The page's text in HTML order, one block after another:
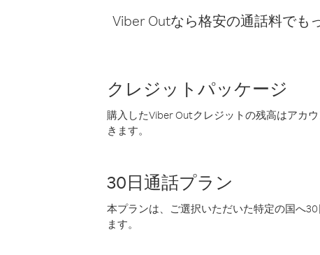
Viber Outなら格安の通話料でも
クレジットパッケージ
購入したViber Outクレジットの残高はアカ
きます。
30日通話プラン
本プランは、ご選択いただいた特定の国へ
ます。